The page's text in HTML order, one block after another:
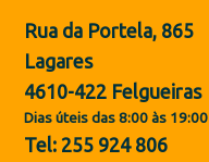
Rua da Portela, 865
Lagares
4610-422 Felgueiras
Dias úteis das 8:00 às 19:00
Tel: 255 924 806